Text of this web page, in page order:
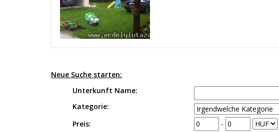
Neue Suche starten:
Unterkunft Name:
Kategorie:
Preis:
-